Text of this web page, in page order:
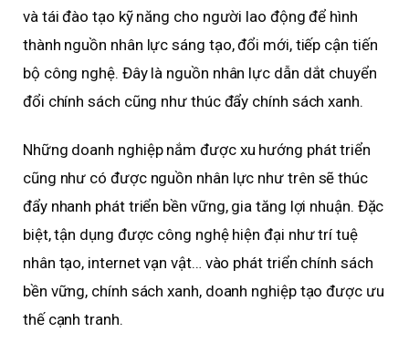
và tái đào tạo kỹ năng cho người lao động để hình
thành nguồn nhân lực sáng tạo, đổi mới, tiếp cận tiến
bộ công nghệ. Đây là nguồn nhân lực dẫn dắt chuyển
đổi chính sách cũng như thúc đẩy chính sách xanh.
Những doanh nghiệp nắm được xu hướng phát triển
cũng như có được nguồn nhân lực như trên sẽ thúc
đẩy nhanh phát triển bền vững, gia tăng lợi nhuận. Đặc
biệt, tận dụng được công nghệ hiện đại như trí tuệ
nhân tạo, internet vạn vật… vào phát triển chính sách
bền vững, chính sách xanh, doanh nghiệp tạo được ưu
thế cạnh tranh.